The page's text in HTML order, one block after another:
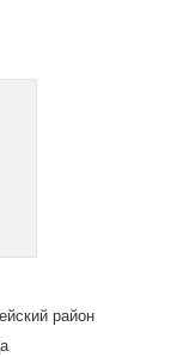
район